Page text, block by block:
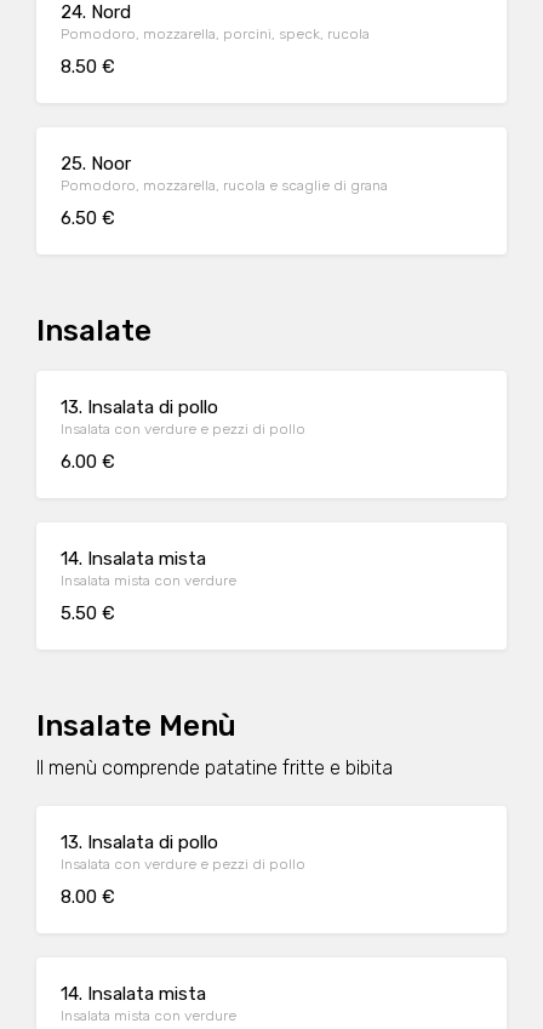
24. Nord
Pomodoro, mozzarella, porcini, speck, rucola
8.50 €
25. Noor
Pomodoro, mozzarella, rucola e scaglie di grana
6.50 €
Insalate
13. Insalata di pollo
Insalata con verdure e pezzi di pollo
6.00 €
14. Insalata mista
Insalata mista con verdure
5.50 €
Insalate Menù
Il menù comprende patatine fritte e bibita
13. Insalata di pollo
Insalata con verdure e pezzi di pollo
8.00 €
14. Insalata mista
Insalata mista con verdure